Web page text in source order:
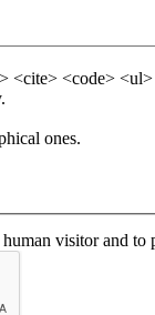
<cite> <code>
ones.
visitor and to